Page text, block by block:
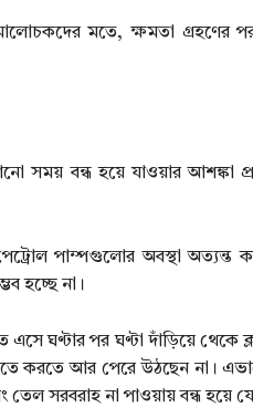
মতে, ক্ষমতা গ্রহণের
সময় বন্ধ হয়ে যাওয়ার আশঙ্কা
পাম্পগুলোর অবস্থা
হচ্ছে না।
ঘণ্টার পর ঘণ্টা দাঁড়িয়ে থেকে
করতে আর পেরে উঠছেন না।
সরবরাহ না পাওয়ায় বন্ধ হয়ে